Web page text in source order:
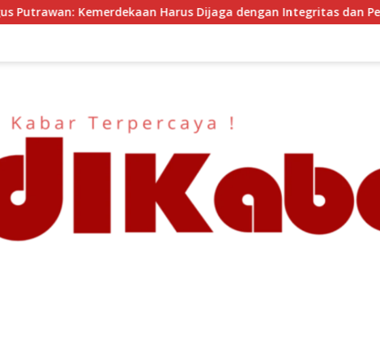
Dijaga dengan Integritas dan Perang Melawan Narkoba